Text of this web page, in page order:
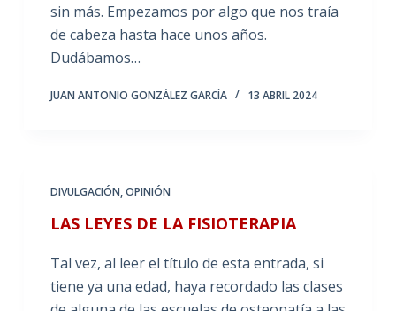
sin más. Empezamos por algo que nos traía
de cabeza hasta hace unos años.
Dudábamos…
JUAN ANTONIO GONZÁLEZ GARCÍA 13 ABRIL 2024
DIVULGACIÓN,OPINIÓN
LAS LEYES DE LA FISIOTERAPIA
Tal vez, al leer el título de esta entrada, si
tiene ya una edad, haya recordado las clases